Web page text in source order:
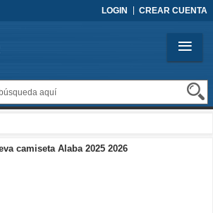
LOGIN CREAR CUENTA
camiseta Alaba 2025 2026